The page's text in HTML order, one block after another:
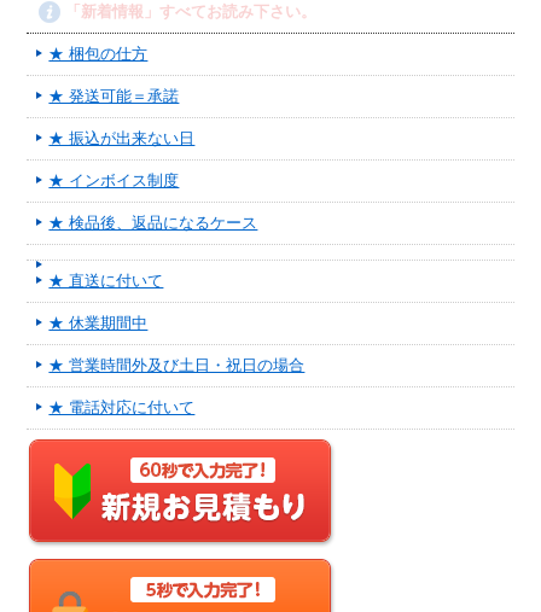
「新着情報」すべてお読み下さい。
★ 梱包の仕方
★ 発送可能＝承諾
★ 振込が出来ない日
★ インボイス制度
★ 検品後、返品になるケース
★ 直送に付いて
★ 休業期間中
★ 営業時間外及び土日・祝日の場合
★ 電話対応に付いて